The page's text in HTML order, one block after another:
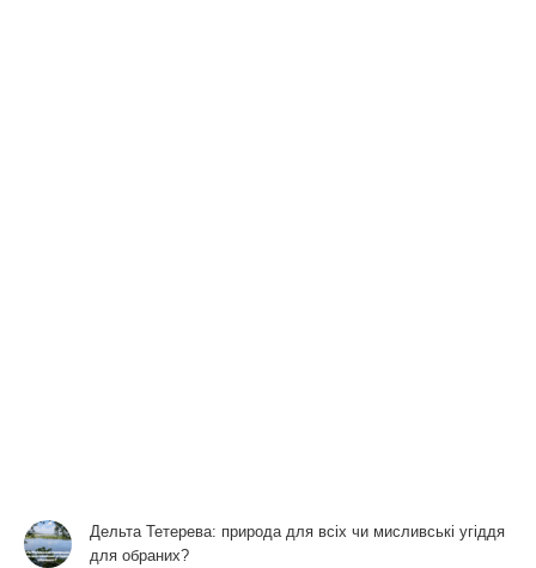
Дельта Тетерева: природа для всіх чи мисливські угіддя
для обраних?